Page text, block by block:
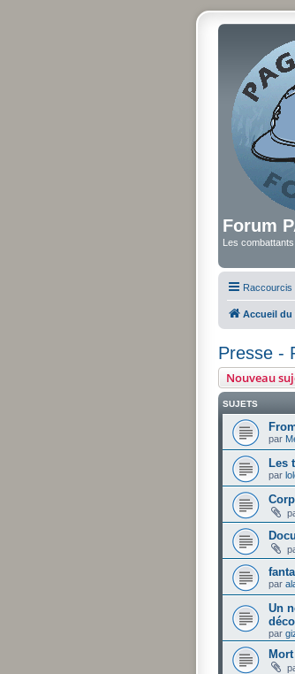
Forum
Les
Raccourcis
Accueil du
Presse -
Nouveau
SUJETS
par
Les
par
par
Un
par
Mort